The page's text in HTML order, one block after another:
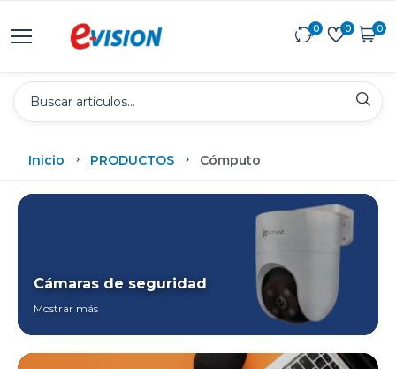
0 0 0
Inicio PRODUCTOS Cómputo
Cámaras de seguridad
Mostrar más